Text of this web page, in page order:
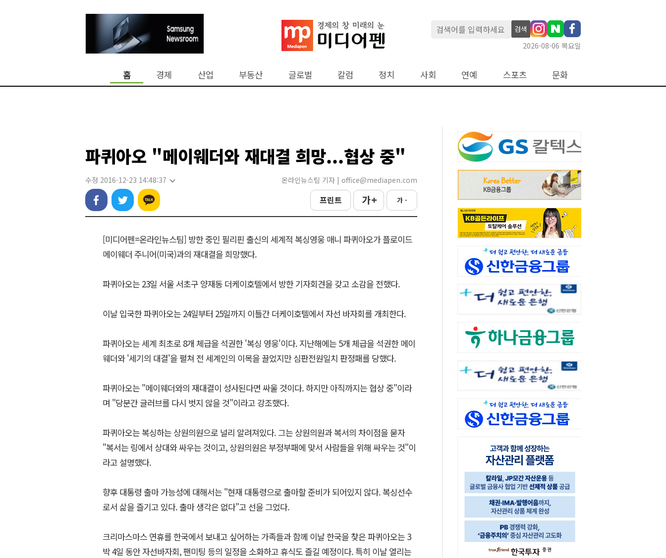
검색
2026-08-06 목요일
홈 경제 산업 부동산 글로벌 칼럼 정치 사회 연예 스포츠 문화
파퀴아오 "메이웨더와 재대결 희망...협상 중"
수정 2016-12-23 14:48:37 온라인뉴스팀 기자 | office@mediapen.com
프린트 가 + 가 -
[미디어펜=온라인뉴스팀] 방한 중인 필리핀 출신의 세계적 복싱영웅 매니 파퀴아오가 플로이드
메이웨더 주니어(미국)과의 재대결을 희망했다.
파퀴아오는 23일 서울 서초구 양재동 더케이호텔에서 방한 기자회견을 갖고 소감을 전했다.
이날 입국한 파퀴아오는 24일부터 25일까지 이틀간 더케이호텔에서 자선 바자회를 개최한다.
파퀴아오는 세계 최초로 8개 체급을 석권한 '복싱 영웅'이다. 지난해에는 5개 체급을 석권한 메이
웨더와 '세기의 대결'을 펼쳐 전 세계인의 이목을 끌었지만 심판전원일치 판정패를 당했다.
파퀴아오는 "메이웨더와의 재대결이 성사된다면 싸울 것이다. 하지만 아직까지는 협상 중"이라
며 "당분간 글러브를 다시 벗지 않을 것"이라고 강조했다.
파퀴아오는 복싱하는 상원의원으로 널리 알려져있다. 그는 상원의원과 복서의 차이점을 묻자
"복서는 링에서 상대와 싸우는 것이고, 상원의원은 부정부패에 맞서 사람들을 위해 싸우는 것"이
라고 설명했다.
향후 대통령 출마 가능성에 대해서는 "현재 대통령으로 출마할 준비가 되어있지 않다. 복싱선수
로서 삶을 즐기고 있다. 출마 생각은 없다"고 선을 그었다.
크리마스마스 연휴를 한국에서 보내고 싶어하는 가족들과 함께 이날 한국을 찾은 파퀴아오는 3
박 4일 동안 자선바자회, 팬미팅 등의 일정을 소화하고 휴식도 즐길 예정이다. 특히 이날 열리는